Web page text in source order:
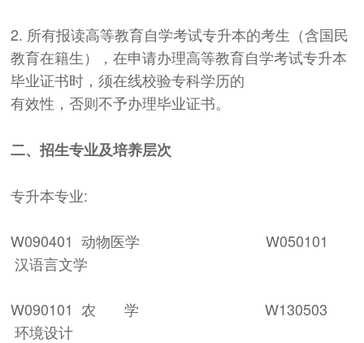
2. 所有报读高等教育自学考试专升本的考生（含国民
教育在籍生），在申请办理高等教育自学考试专升本
毕业证书时，须在线校验专科学历的
有效性，否则不予办理毕业证书。
二、招生专业及培养层次
专升本专业:
W090401 动物医学 W050101
汉语言文学
W090101 农 学 W130503
环境设计